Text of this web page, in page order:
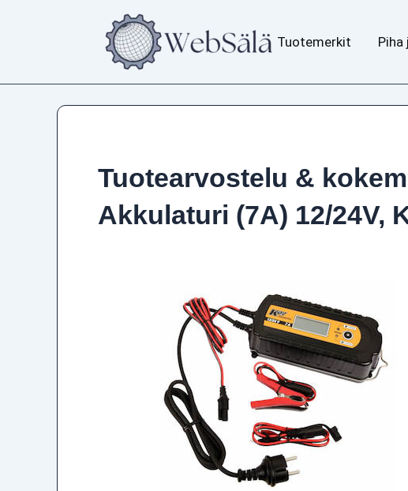
Tuotemerkit Piha
Tuotearvostelu &
Akkulaturi (7A) 12/24V,